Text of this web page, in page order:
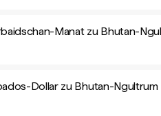
Manat zu Bhutan-
Dollar zu Bhutan-Ngultrum